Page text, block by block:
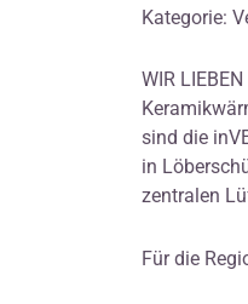
Kategorie:
WIR
sind die
in
zentralen
Für die